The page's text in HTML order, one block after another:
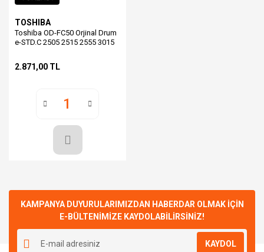
TOSHIBA
Toshiba OD-FC50 Orjinal Drum
e-STD.C 2505 2515 2555 3015
2.871,00 TL
KAMPANYA DUYURULARIMIZDAN HABERDAR OLMAK İÇİN
E-BÜLTENİMİZE KAYDOLABİLİRSİNİZ!
KAYDOL